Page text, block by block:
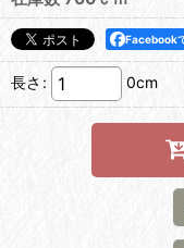
Facebook
長さ : 0cm